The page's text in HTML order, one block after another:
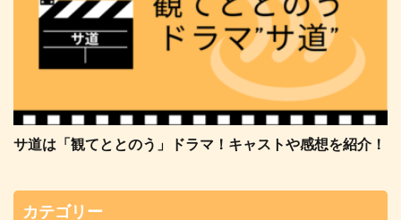
サ道は「観てととのう」ドラマ！キャストや感想を紹介！
カテゴリー